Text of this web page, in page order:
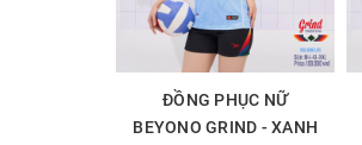
ĐỒNG PHỤC NỮ
BEYONO GRIND - XANH